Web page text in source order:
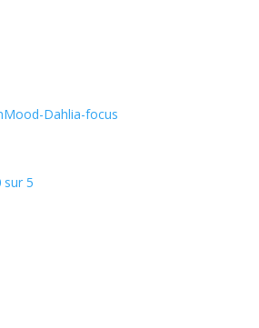
sur 5